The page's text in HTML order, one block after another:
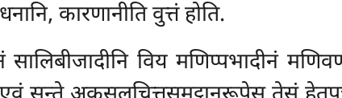
कारणानीति वुत्तं होति.
सालिबीजादीनि विय मणिप्पभादीनं